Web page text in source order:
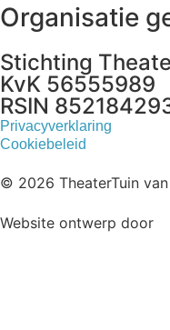
Organisatie
Stichting
KvK 56555989
RSIN
Privacyverklaring
Cookiebeleid
© 2026 TheaterTuin
Website ontwerp door